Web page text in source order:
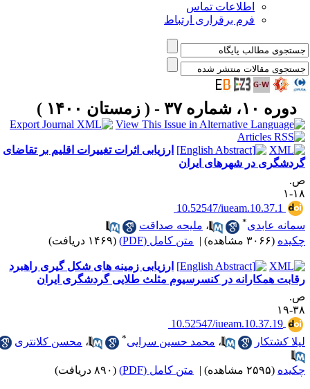
اطلاعات تماس
فرم برقراری ارتباط
دوره ۱۰، شماره ۳۷ - ( زمستان ۱۴۰۰ )
ارزیابی اثرات تغییرات اقلیم بر تقاضای
در شهرهای ایران
۱
‎ 10.52547/iueam.10.37.1
عابدی * ،ملیحه صداقت
(۳۰۶۶ مشاهده) | متن کامل (PDF) (۱۴۶۹ دریافت)
ارزیابی زمینه ‎های شکل ‎گیری راهبرد
همکارانه در کنسرسیوم مثلث طلایی گردشگری ایران
۱۹
‎ 10.52547/iueam.10.37.19
کشتکار
،محمد حسین سرایی ،محسن کلانتری
(۲۵۹۵ مشاهده) | متن کامل (PDF) (۸۹۰ دریافت)